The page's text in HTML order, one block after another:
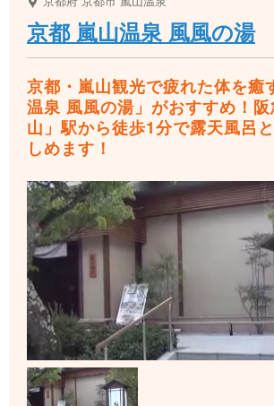
京都 嵐山温泉 風風の湯
京都・嵐山観光で疲れた体を癒
温泉 風風の湯」がおすすめ！
山」駅から徒歩1分で露天風呂
しめます！